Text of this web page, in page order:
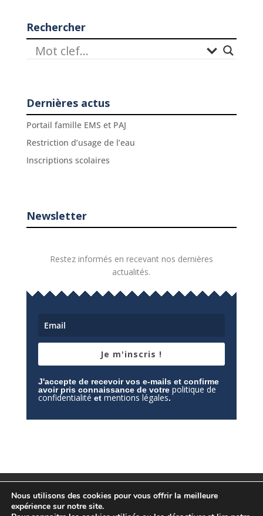
Rechercher
Dernières actus
Portail famille EMS et PAJ
Restriction d’usage de l’eau
Inscriptions scolaires
Newsletter
Restez informés en recevant nos dernières
actualités.
Je m'inscris !
J'accepte de recevoir vos e-mails et confirme
avoir pris connaissance de votre politique de
confidentialité et mentions légales.
Espace privé
Politique de confidentialité
Nous utilisons des cookies pour vous offrir la meilleure
expérience sur notre site.